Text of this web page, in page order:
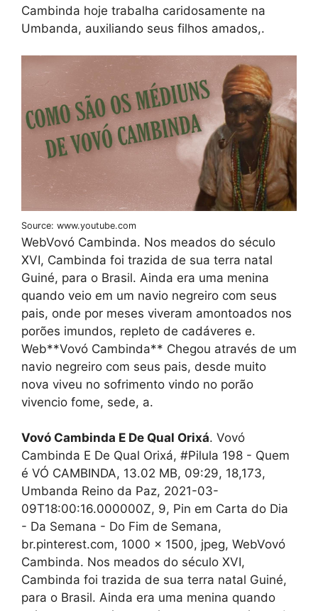
Cambinda hoje trabalha caridosamente na
Umbanda, auxiliando seus filhos amados,.
Source: www.youtube.com
WebVovó Cambinda. Nos meados do século
XVI, Cambinda foi trazida de sua terra natal
Guiné, para o Brasil. Ainda era uma menina
quando veio em um navio negreiro com seus
pais, onde por meses viveram amontoados nos
porões imundos, repleto de cadáveres e.
Web**Vovó Cambinda** Chegou através de um
navio negreiro com seus pais, desde muito
nova viveu no sofrimento vindo no porão
vivencio fome, sede, a.
Vovó Cambinda E De Qual Orixá. Vovó
Cambinda E De Qual Orixá, #Pilula 198 - Quem
é VÓ CAMBINDA, 13.02 MB, 09:29, 18,173,
Umbanda Reino da Paz, 2021-03-
09T18:00:16.000000Z, 9, Pin em Carta do Dia
- Da Semana - Do Fim de Semana,
br.pinterest.com, 1000 x 1500, jpeg, WebVovó
Cambinda. Nos meados do século XVI,
Cambinda foi trazida de sua terra natal Guiné,
para o Brasil. Ainda era uma menina quando